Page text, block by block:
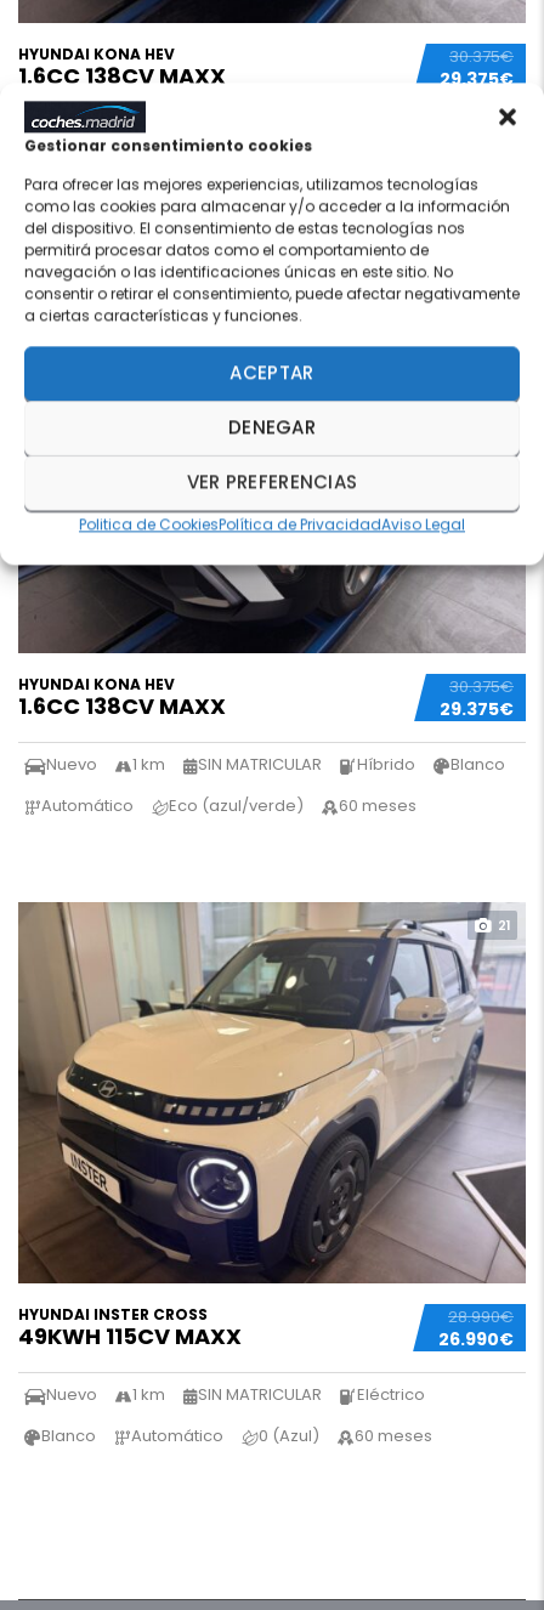
Gestionar consentimiento cookies
Para ofrecer las mejores experiencias, utilizamos tecnologías
como las cookies para almacenar y/o acceder a la información
del dispositivo. El consentimiento de estas tecnologías nos
permitirá procesar datos como el comportamiento de
navegación o las identificaciones únicas en este sitio. No
consentir o retirar el consentimiento, puede afectar negativamente
a ciertas características y funciones.
ACEPTAR
DENEGAR
VER PREFERENCIAS
Politica de CookiesPolítica de PrivacidadAviso Legal
30.375€
29.375€
HYUNDAI KONA HEV
1.6CC 138CV MAXX
Nuevo 1 km SIN MATRICULAR
Blanco
Automático
Eco (azul/verde) 60 meses
QUEDA 1 14
30.375€
29.375€
HYUNDAI KONA HEV
1.6CC 138CV MAXX
Nuevo 1 km SIN MATRICULAR Híbrido
Blanco
Automático
Eco (azul/verde) 60 meses
21
28.990€
26.990€
HYUNDAI INSTER CROSS
49KWH 115CV MAXX
Nuevo 1 km SIN MATRICULAR
Eléctrico
Blanco
Automático 0 (Azul) 60 meses